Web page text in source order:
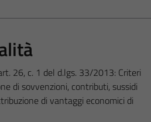
26, c. 1 del d.lgs. 33/2013: Criteri
di sovvenzioni, contributi, sussidi
di vantaggi economici di